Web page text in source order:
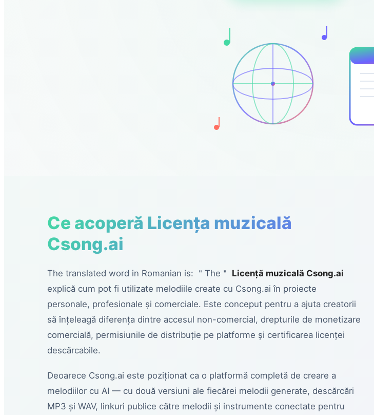
Ce acoperă Licența muzicală
Csong.ai
The translated word in Romanian is: ＂The＂ Licență muzicală Csong.ai
explică cum pot fi utilizate melodiile create cu Csong.ai în proiecte
personale, profesionale și comerciale. Este conceput pentru a ajuta creatorii
să înțeleagă diferența dintre accesul non-comercial, drepturile de monetizare
comercială, permisiunile de distribuție pe platforme și certificarea licenței
descărcabile.
Deoarece Csong.ai este poziționat ca o platformă completă de creare a
melodiilor cu AI — cu două versiuni ale fiecărei melodii generate, descărcări
MP3 și WAV, linkuri publice către melodii și instrumente conectate pentru